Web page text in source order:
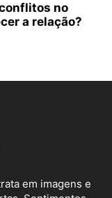
no
a relação?
em imagens e